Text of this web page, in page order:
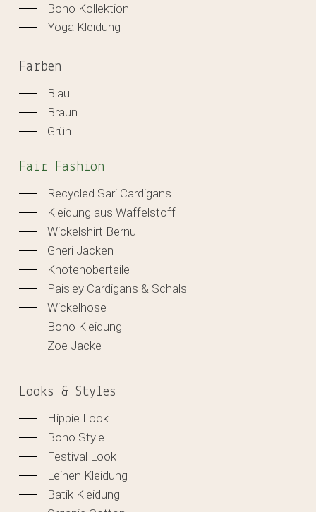
Boho Kollektion
Yoga Kleidung
Farben
Blau
Braun
Grün
Fair Fashion
Recycled Sari Cardigans
Kleidung aus Waffelstoff
Wickelshirt Bernu
Gheri Jacken
Knotenoberteile
Paisley Cardigans & Schals
Wickelhose
Boho Kleidung
Zoe Jacke
Looks & Styles
Hippie Look
Boho Style
Festival Look
Leinen Kleidung
Batik Kleidung